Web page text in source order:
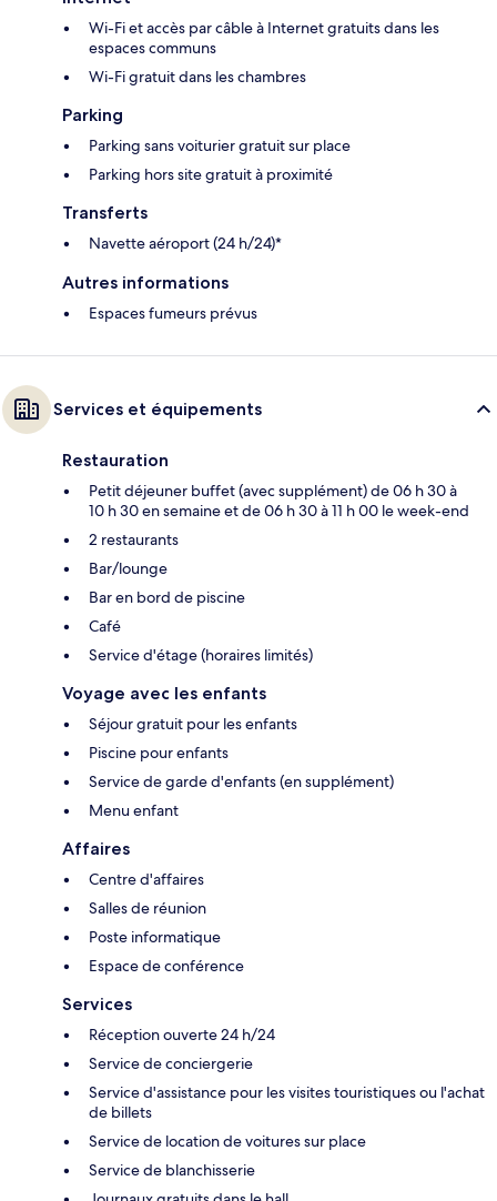
Wi-Fi et accès par câble à Internet gratuits dans les
espaces communs
Wi-Fi gratuit dans les chambres
Parking
Parking sans voiturier gratuit sur place
Parking hors site gratuit à proximité
Transferts
Navette aéroport (24 h/24)*
Autres informations
Espaces fumeurs prévus
Services et équipements
Restauration
Petit déjeuner buffet (avec supplément) de 06 h 30 à
10 h 30 en semaine et de 06 h 30 à 11 h 00 le week-end
2 restaurants
Bar/lounge
Bar en bord de piscine
Café
Service d'étage (horaires limités)
Voyage avec les enfants
Séjour gratuit pour les enfants
Piscine pour enfants
Service de garde d'enfants (en supplément)
Menu enfant
Affaires
Centre d'affaires
Salles de réunion
Poste informatique
Espace de conférence
Services
Réception ouverte 24 h/24
Service de conciergerie
Service d'assistance pour les visites touristiques ou l'achat
de billets
Service de location de voitures sur place
Service de blanchisserie